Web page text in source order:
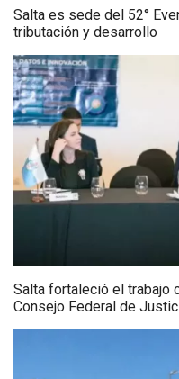
Salta es sede del 52°
tributación y desarrollo
Salta fortaleció el trabajo
Consejo Federal de